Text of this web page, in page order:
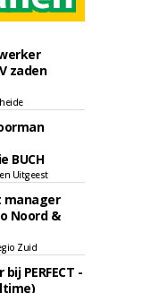
zaden
BUCH
Uitgeest
manager
Noord &
Zuid
PERFECT -